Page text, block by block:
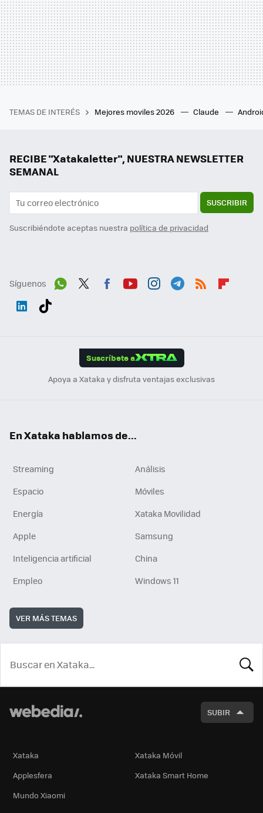
TEMAS DE INTERÉS Mejores moviles 2026 Claude
RECIBE "Xatakaletter", NUESTRA NEWSLETTER
SEMANAL
SUSCRIBIR
Suscribiéndote aceptas nuestra política de privacidad
Síguenos
Suscríbete a
Apoya a Xataka y disfruta ventajas exclusivas
En Xataka hablamos de...
Streaming
Análisis
Espacio
Móviles
Energía
Xataka Movilidad
Apple
Samsung
Inteligencia artificial
China
Empleo
Windows 11
VER MÁS TEMAS
SUBIR
Xataka
Xataka Móvil
Applesfera
Xataka Smart Home
Mundo Xiaomi